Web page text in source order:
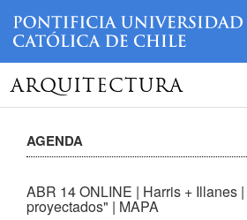
ARQUITECTURA
AGENDA
ABR 14 ONLINE | Harris + Illanes
proyectados" | MAPA